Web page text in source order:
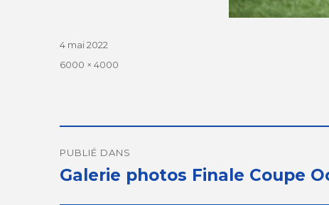
Publié
le
4 mai 2022
Taille
6000 × 4000
de
l’article
PUBLIÉ DANS
Galerie photos Finale Coupe